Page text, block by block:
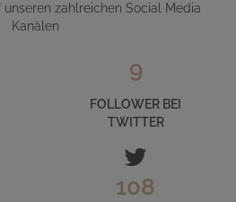
zahlreichen Social Media
Kanälen
9
FOLLOWER BEI
TWITTER
108